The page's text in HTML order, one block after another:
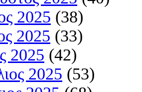
2025 (38)
2025 (33)
2025 (42)
2025 (53)